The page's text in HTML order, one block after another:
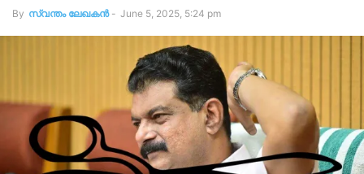
By സ്വന്തം ലേഖകന്‍ - June 5, 2025, 5:24 pm